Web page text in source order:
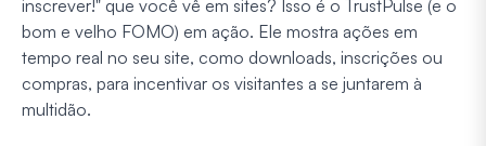
inscrever!" que você vê em sites? Isso é o TrustPulse (e o
bom e velho FOMO) em ação. Ele mostra ações em
tempo real no seu site, como downloads, inscrições ou
compras, para incentivar os visitantes a se juntarem à
multidão.